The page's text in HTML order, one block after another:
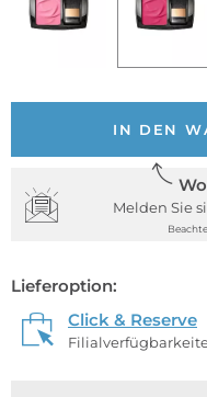
IN DEN
Melden Sie
Lieferoption:
Click & Reserve